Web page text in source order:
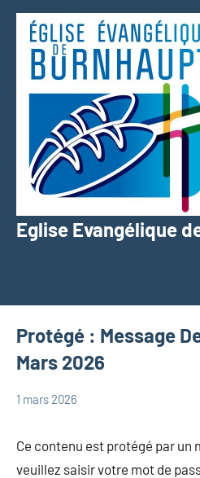
Aller
contenu
Eglise Evangélique
Texte
Protégé : Message
Mars 2026
1 mars 2026
Ce contenu est protégé par un
veuillez saisir votre mot de